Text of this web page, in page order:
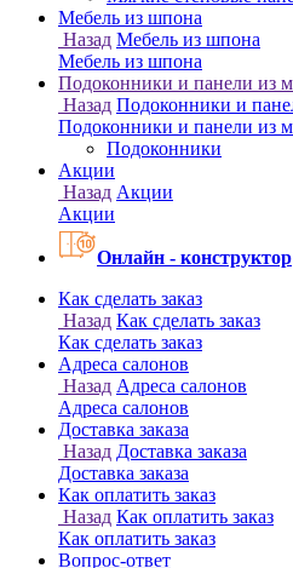
Онлайн - конструктор